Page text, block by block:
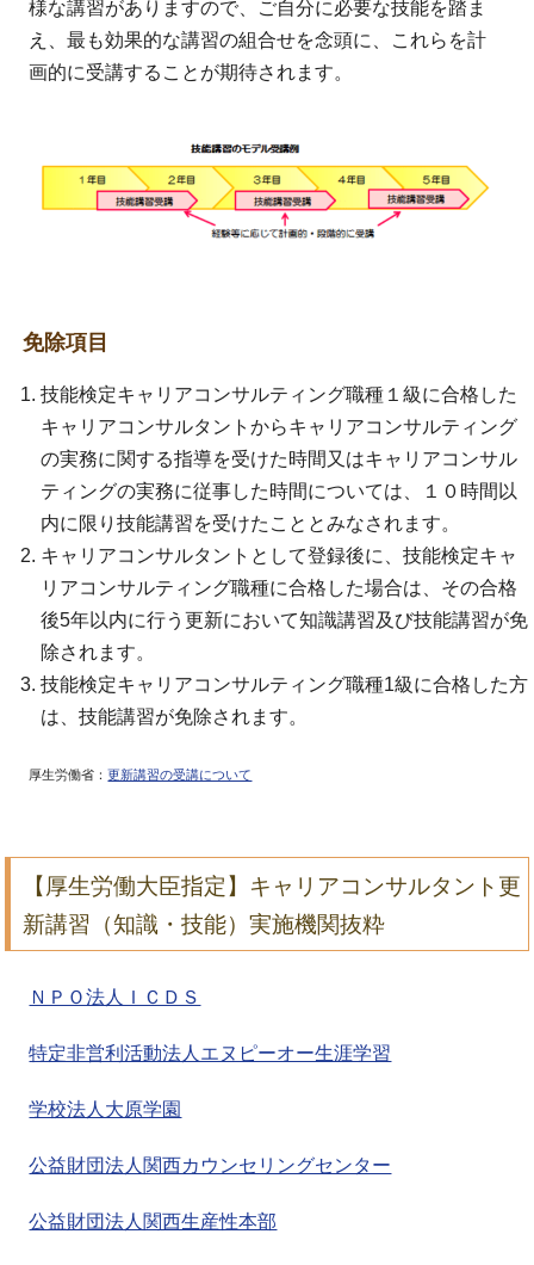
様な講習がありますので、ご自分に必要な技能を踏ま
え、最も効果的な講習の組合せを念頭に、これらを計
画的に受講することが期待されます。
免除項目
技能検定キャリアコンサルティング職種１級に合格した
キャリアコンサルタントからキャリアコンサルティング
の実務に関する指導を受けた時間又はキャリアコンサル
ティングの実務に従事した時間については、１０時間以
内に限り技能講習を受けたこととみなされます。
キャリアコンサルタントとして登録後に、技能検定キャ
リアコンサルティング職種に合格した場合は、その合格
後5年以内に行う更新において知識講習及び技能講習が免
除されます。
技能検定キャリアコンサルティング職種1級に合格した方
は、技能講習が免除されます。
厚生労働省：更新講習の受講について
【厚生労働大臣指定】キャリアコンサルタント更
新講習（知識・技能）実施機関抜粋
ＮＰＯ法人ＩＣＤＳ
特定非営利活動法人エヌピーオー生涯学習
学校法人大原学園
公益財団法人関西カウンセリングセンター
公益財団法人関西生産性本部